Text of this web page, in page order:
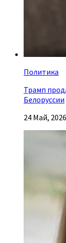
Политика
Трамп
Белоруссии
24 Май, 2026